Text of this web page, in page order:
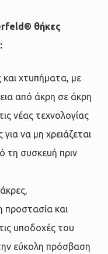
θήκες
χτυπήματα, με
από άκρη σε άκρη
νέας τεχνολογίας
να μη χρειάζεται
τη συσκευή πριν
προστασία και
υποδοχές του
εύκολη πρόσβαση